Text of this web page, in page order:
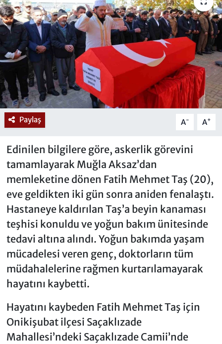
Paylaş A- A+
Edinilen bilgilere göre, askerlik görevini
tamamlayarak Muğla Aksaz’dan
memleketine dönen Fatih Mehmet Taş (20),
eve geldikten iki gün sonra aniden fenalaştı.
Hastaneye kaldırılan Taş’a beyin kanaması
teşhisi konuldu ve yoğun bakım ünitesinde
tedavi altına alındı. Yoğun bakımda yaşam
mücadelesi veren genç, doktorların tüm
müdahalelerine rağmen kurtarılamayarak
hayatını kaybetti.
Hayatını kaybeden Fatih Mehmet Taş için
Onikişubat ilçesi Saçaklızade
Mahallesi’ndeki Saçaklızade Camii’nde